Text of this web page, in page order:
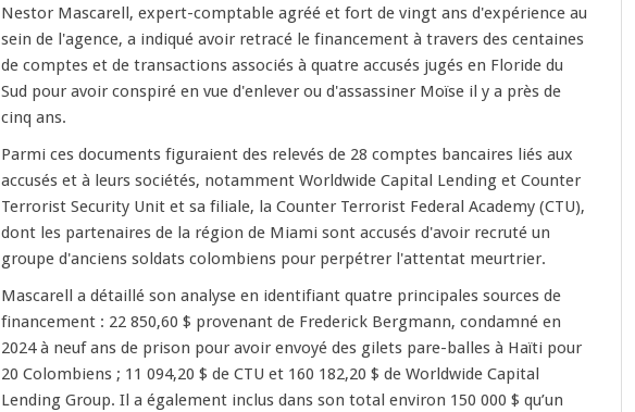
Nestor Mascarell, expert-comptable agréé et fort de vingt ans d'expérience au
sein de l'agence, a indiqué avoir retracé le financement à travers des centaines
de comptes et de transactions associés à quatre accusés jugés en Floride du
Sud pour avoir conspiré en vue d'enlever ou d'assassiner Moïse il y a près de
cinq ans.
Parmi ces documents figuraient des relevés de 28 comptes bancaires liés aux
accusés et à leurs sociétés, notamment Worldwide Capital Lending et Counter
Terrorist Security Unit et sa filiale, la Counter Terrorist Federal Academy (CTU),
dont les partenaires de la région de Miami sont accusés d'avoir recruté un
groupe d'anciens soldats colombiens pour perpétrer l'attentat meurtrier.
Mascarell a détaillé son analyse en identifiant quatre principales sources de
financement : 22 850,60 $ provenant de Frederick Bergmann, condamné en
2024 à neuf ans de prison pour avoir envoyé des gilets pare-balles à Haïti pour
20 Colombiens ; 11 094,20 $ de CTU et 160 182,20 $ de Worldwide Capital
Lending Group. Il a également inclus dans son total environ 150 000 $ qu’un